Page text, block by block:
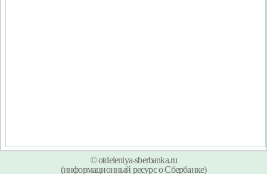
© otdeleniya-sberbanka.ru
(информационный ресурс о Сбербанке)